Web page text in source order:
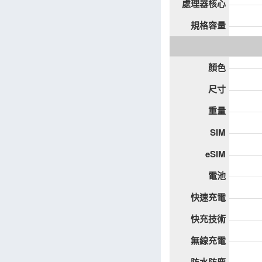
處理器核心
規格容量
顏色
尺寸
重量
SIM
eSIM
電池
快速充電
快充技術
無線充電